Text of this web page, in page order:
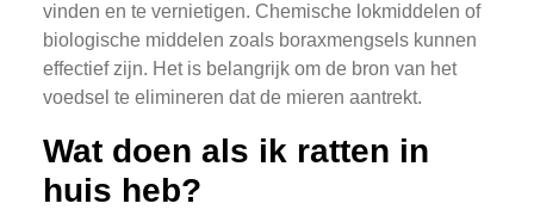
vinden en te vernietigen. Chemische lokmiddelen of
biologische middelen zoals boraxmengsels kunnen
effectief zijn. Het is belangrijk om de bron van het
voedsel te elimineren dat de mieren aantrekt.
Wat doen als ik ratten in
huis heb?